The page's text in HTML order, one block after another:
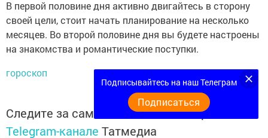
В первой половине дня активно двигайтесь в сторону
своей цели, стоит начать планирование на несколько
месяцев. Во второй половине дня вы будете настроены
на знакомства и романтические поступки.
гороскоп
Следите за самым важным и интересным в
Telegram-канале Татмедиа
Подписывайтесь на наш Телеграм
Подписаться